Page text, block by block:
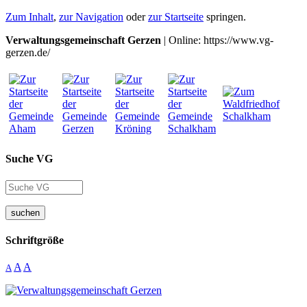
Zum Inhalt, zur Navigation oderzur Startseite springen.
Verwaltungsgemeinschaft Gerzen | Online: https://www.vg-
gerzen.de/
Suche VG
suchen
Schriftgröße
A A A